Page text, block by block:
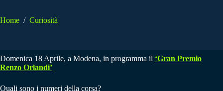
Home / Curiosità
Domenica 18 Aprile, a Modena, in programma il ‘Gran Premio
Renzo Orlandi’
Quali sono i numeri della corsa?